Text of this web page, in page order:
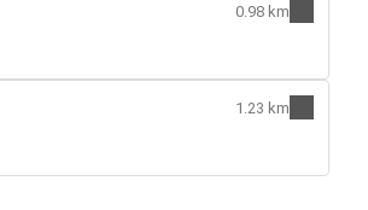
0.98 km
1.23 km